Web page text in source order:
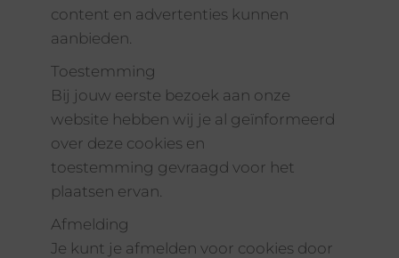
content en advertenties kunnen
aanbieden.
Toestemming
Bij jouw eerste bezoek aan onze
website hebben wij je al geïnformeerd
over deze cookies en
toestemming gevraagd voor het
plaatsen ervan.
Afmelding
Je kunt je afmelden voor cookies door